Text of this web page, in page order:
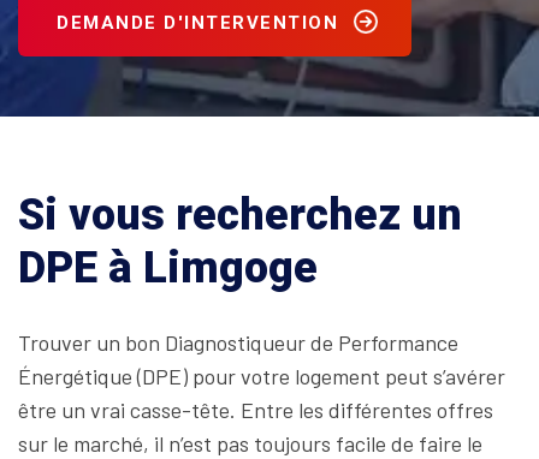
DEMANDE D'INTERVENTION
Si vous recherchez un
DPE à Limgoge
Trouver un bon Diagnostiqueur de Performance
Énergétique (DPE) pour votre logement peut s’avérer
être un vrai casse-tête. Entre les différentes offres
sur le marché, il n’est pas toujours facile de faire le